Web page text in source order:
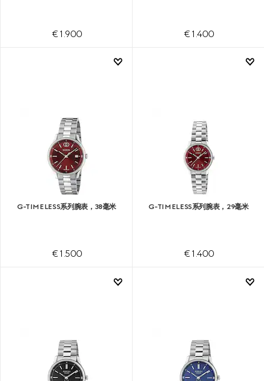
€ 1.900 € 1.400
G-TIMELESS系列腕表，38毫米
€ 1.500
G-TIMELESS系列腕表，29毫米
€ 1.400